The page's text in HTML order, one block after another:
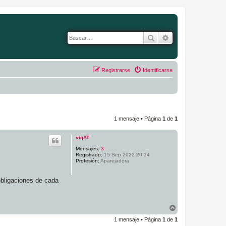
Buscar
Identificarse
Registrarse
1 mensaje • Página 1 de 1
vigAT
Mensajes: 3
Registrado: 15 Sep 2022 20:14
Profesión: Aparejadora
de cada
r
r
1 mensaje • Página 1 de 1